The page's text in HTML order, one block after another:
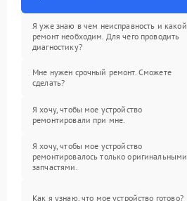
Я уже знаю в чем неисправность и какой
ремонт необходим. Для чего проводить
диагностику?
Мне нужен срочный ремонт. Сможете
сделать?
Я хочу, чтобы мое устройство
ремонтировали при мне.
Я хочу, чтобы мое устройство
ремонтировалось только оригинальными
запчастями.
Как я узнаю, что мое устройство готово?